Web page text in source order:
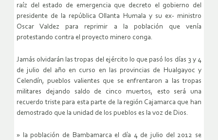
raíz del estado de emergencia que decreto el gobierno del
presidente de la república Ollanta Humala y su ex- ministro
Oscar Valdez para reprimir a la población que venía
protestando contra el proyecto minero conga.
Jamás olvidarán las tropas del ejército lo que pasó los días 3 y 4
de julio del año en curso en las provincias de Hualgayoc y
Celendín, pueblos valientes que se enfrentaron a las tropas
militares dejando saldo de cinco muertos, esto será una
recuerdo triste para esta parte de la región Cajamarca que han
demostrado que la unidad de los pueblos es la voz de Dios.
» la población de Bambamarca el día 4 de julio del 2012 se